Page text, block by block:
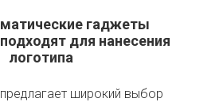
гаджеты
для нанесения
логотипа
широкий выбор